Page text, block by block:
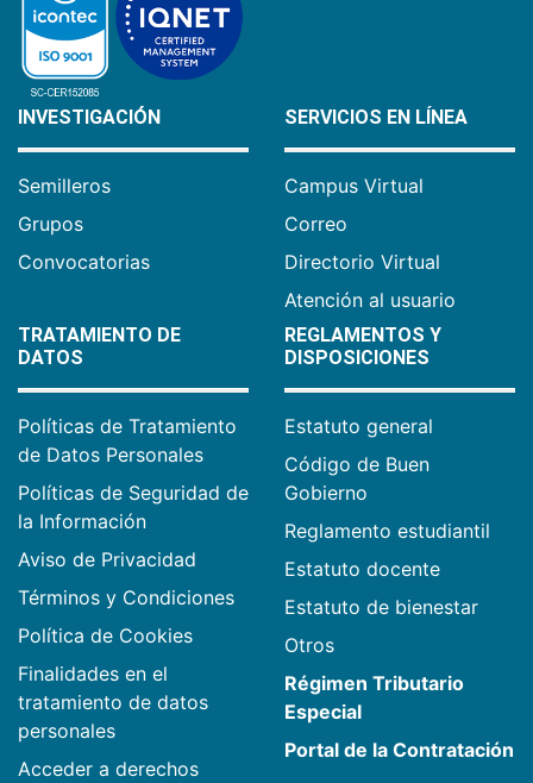
INVESTIGACIÓN
Semilleros
Grupos
Convocatorias
SERVICIOS EN LÍNEA
Campus Virtual
Correo
Directorio Virtual
Atención al usuario
TRATAMIENTO DE
DATOS
Políticas de Tratamiento
de Datos Personales
Políticas de Seguridad de
la Información
Aviso de Privacidad
Términos y Condiciones
Política de Cookies
Finalidades en el
tratamiento de datos
personales
Acceder a derechos
REGLAMENTOS Y
DISPOSICIONES
Estatuto general
Código de Buen
Gobierno
Reglamento estudiantil
Estatuto docente
Estatuto de bienestar
Otros
Régimen Tributario
Especial
Portal de la Contratación